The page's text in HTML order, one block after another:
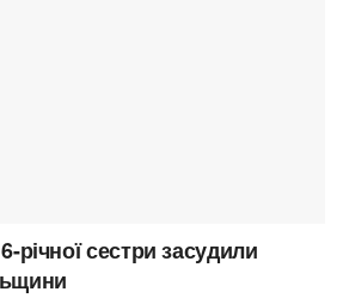
річної сестри засудили